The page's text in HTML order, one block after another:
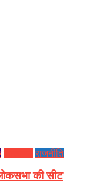
राजनीति
की सीट